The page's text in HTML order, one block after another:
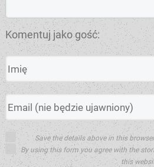
Komentuj jako gość:
Save the details above in this
By using this form you agree with the
this